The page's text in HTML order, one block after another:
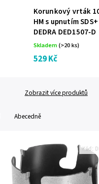
Korunkový vrták
HM s upnutím SDS+
DEDRA DED1507-D
Skladem(>20 ks)
529 Kč
Zobrazit více produktů
Abecedně
Kód: